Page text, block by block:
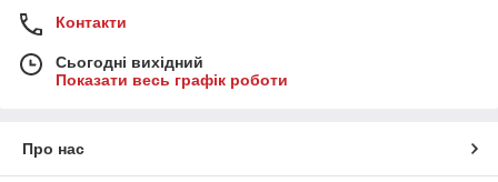
Контакти
Сьогодні вихідний
Показати весь графік роботи
Про нас